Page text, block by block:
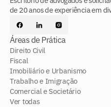
de 20 anos de experiência em
Áreas de Prática
Direito Civil
Fiscal
Imobiliário e Urbanismo
Trabalho e Imigração
Comercial e Societário
Ver todas